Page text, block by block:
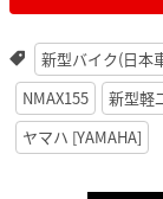
新型バイク(日本
NMAX155
新型軽
ヤマハ [YAMAHA]